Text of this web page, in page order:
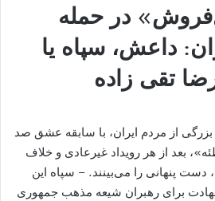
در حمله
داعش، سپاه یا
تقی زاده
از مردم ایران، با سابقه عشق صد
بعد از هر رویداد غیرعادی و خلاف
پنهانی را می‌بینند. – سپاه این
برای رهبران شیعه مذهب جمهوری